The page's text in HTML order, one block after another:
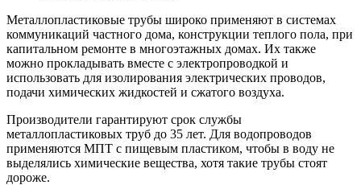
Металлопластиковые трубы широко применяют в системах
коммуникаций частного дома, конструкции теплого пола, при
капитальном ремонте в многоэтажных домах. Их также
можно прокладывать вместе с электропроводкой и
использовать для изолирования электрических проводов,
подачи химических жидкостей и сжатого воздуха.
Производители гарантируют срок службы
металлопластиковых труб до 35 лет. Для водопроводов
применяются МПТ с пищевым пластиком, чтобы в воду не
выделялись химические вещества, хотя такие трубы стоят
дороже.